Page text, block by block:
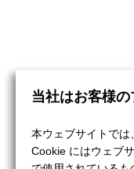
当社はお客様
本ウェブサイトでは
Cookie にはウェブ